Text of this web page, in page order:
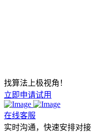
找算法上极视角！
立即申请试用
在线客服
实时沟通，快速安排对接